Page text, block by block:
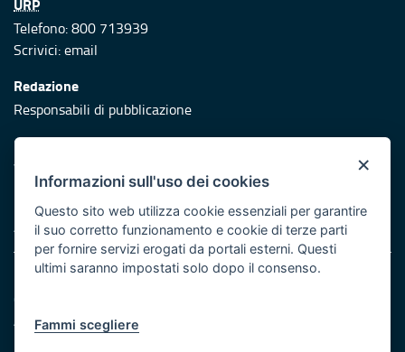
Telefono: 800 713939
Scrivici:email
Redazione
Responsabili di pubblicazione
Protezione civile
Vai al sito di Protezione Civile Puglia
Iniziativa finanziata con risorse del POR Puglia 2014/2020 -
Asse XI
Note legali
Cookie e privacy
Atti di notifica
×
Informazioni sull'uso dei cookies
Questo sito web utilizza cookie essenziali per garantire
il suo corretto funzionamento e cookie di terze parti
per fornire servizi erogati da portali esterni. Questi
ultimi saranno impostati solo dopo il consenso.
Fammi scegliere